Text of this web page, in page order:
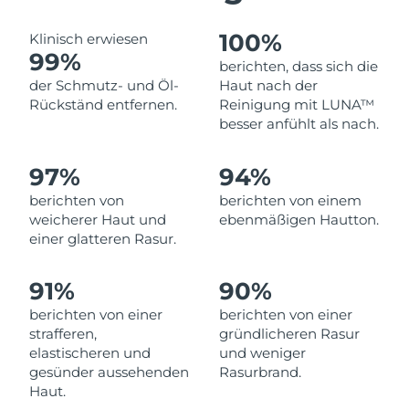
Klinisch erwiesen
99%
der Schmutz- und Öl-
Rückständ entfernen.
100%
berichten, dass sich die
Haut nach der
Reinigung mit LUNA™
besser anfühlt als nach.
97%
berichten von
weicherer Haut und
einer glatteren Rasur.
94%
berichten von einem
ebenmäßigen Hautton.
91%
berichten von einer
strafferen,
elastischeren und
gesünder aussehenden
Haut.
90%
berichten von einer
gründlicheren Rasur
und weniger
Rasurbrand.
Libanon
Litauen
Erwartete Lieferung
12/08/2026
Erwartete Lieferung
Sonderverwaltungsregion
Macau
Erwartete Lieferung
14/08/2026
Malta
Erwartete Lieferung
12/08/2026
Mexiko
Erwartete Lieferung